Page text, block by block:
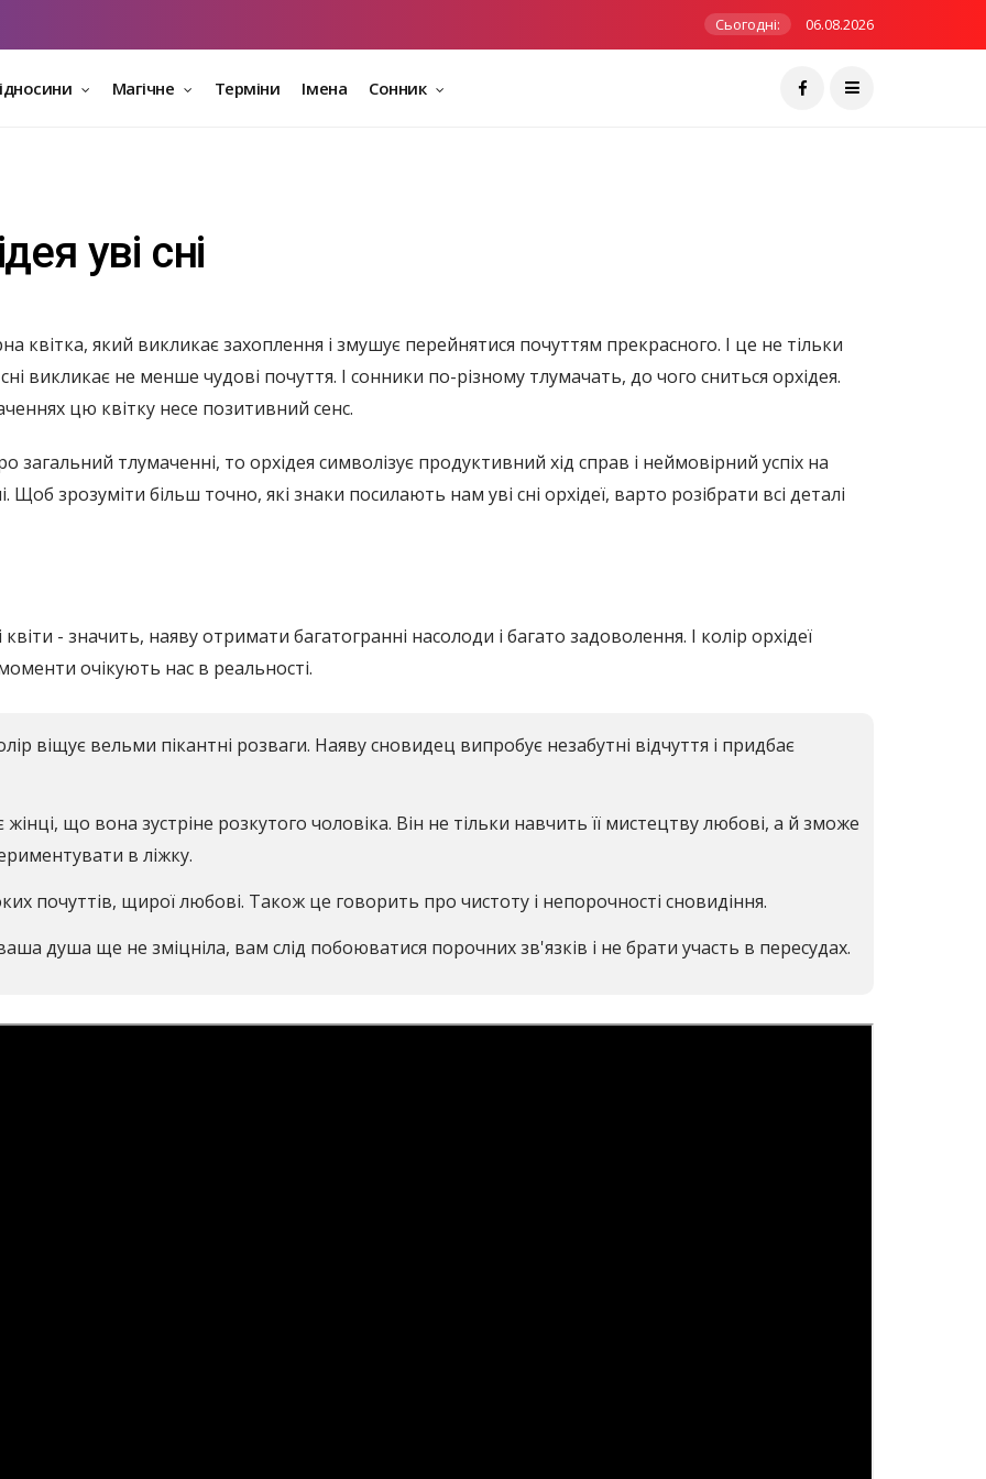
Сьогодні: 06.08.2026
Магічне Терміни Імена Сонник
уві сні
квітка, який викликає захоплення і змушує перейнятися почуттям прекрасного. І це не тільки
сні викликає не менше чудові почуття. І сонники по-різному тлумачать, до чого сниться орхідея.
цю квітку несе позитивний сенс.
тлумаченні, то орхідея символізує продуктивний хід справ і неймовірний успіх на
зрозуміти більш точно, які знаки посилають нам уві сні орхідеї, варто розібрати всі деталі
- значить, наяву отримати багатогранні насолоди і багато задоволення. І колір орхідеї
очікують нас в реальності.
віщує вельми пікантні розваги. Наяву сновидец випробує незабутні відчуття і придбає
що вона зустріне розкутого чоловіка. Він не тільки навчить її мистецтву любові, а й зможе
в ліжку.
почуттів, щирої любові. Також це говорить про чистоту і непорочності сновидіння.
душа ще не зміцніла, вам слід побоюватися порочних зв'язків і не брати участь в пересудах.